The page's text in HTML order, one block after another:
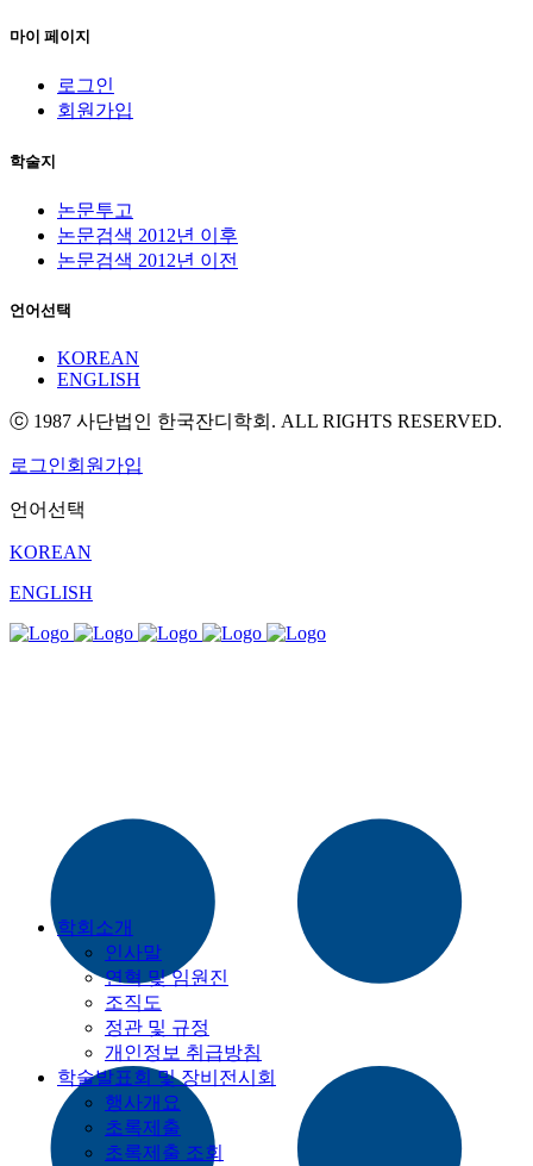
마이 페이지
로그인
회원가입
학술지
논문투고
논문검색 2012년 이후
논문검색 2012년 이전
언어선택
KOREAN
ENGLISH
ⓒ 1987 사단법인 한국잔디학회. ALL RIGHTS RESERVED.
로그인회원가입
언어선택
KOREAN
ENGLISH
학회소개
인사말
연혁 및 임원진
조직도
정관 및 규정
개인정보 취급방침
학술발표회 및 장비전시회
행사개요
초록제출
초록제출 조회